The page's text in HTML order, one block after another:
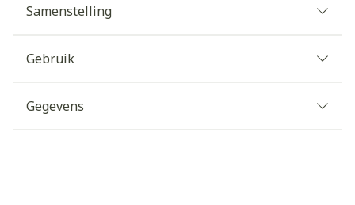
Samenstelling
Gebruik
Gegevens